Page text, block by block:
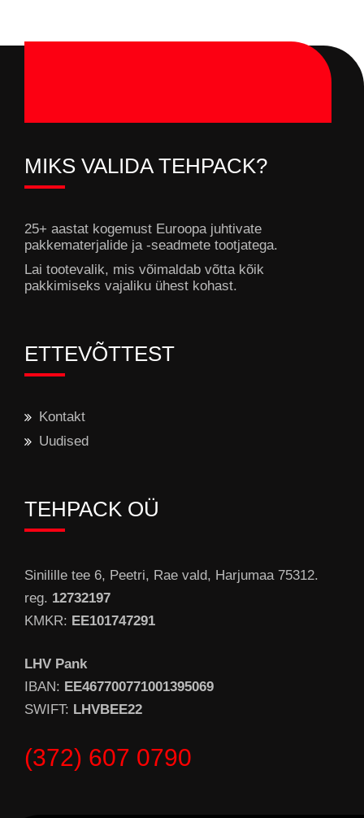
MIKS VALIDA TEHPACK?
25+ aastat kogemust Euroopa juhtivate
pakkematerjalide ja -seadmete tootjatega.
Lai tootevalik, mis võimaldab võtta kõik
pakkimiseks vajaliku ühest kohast.
ETTEVÕTTEST
Kontakt
Uudised
TEHPACK OÜ
Sinilille tee 6, Peetri, Rae vald, Harjumaa 75312.
reg. 12732197
KMKR: EE101747291
LHV Pank
IBAN: EE467700771001395069
SWIFT: LHVBEE22
(372) 607 0790